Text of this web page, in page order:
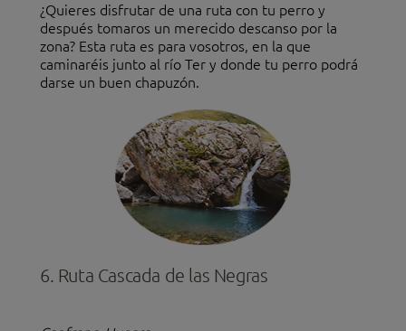
¿Quieres disfrutar de una ruta con tu perro y
después tomaros un merecido descanso por la
zona? Esta ruta es para vosotros, en la que
caminaréis junto al río Ter y donde tu perro podrá
darse un buen chapuzón.
6. Ruta Cascada de las Negras